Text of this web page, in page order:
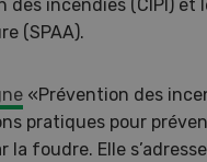
incendies (CIPI) et
(SPAA).
«Prévention des
pratiques pour
foudre. Elle